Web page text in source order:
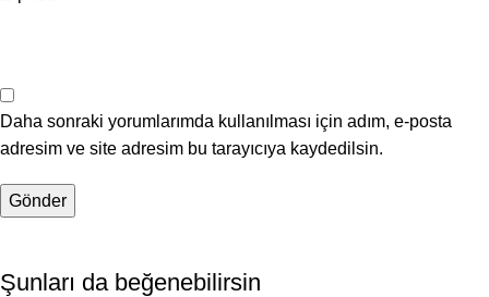
Daha sonraki yorumlarımda kullanılması için adım, e-posta
adresim ve site adresim bu tarayıcıya kaydedilsin.
Şunları da beğenebilirsin